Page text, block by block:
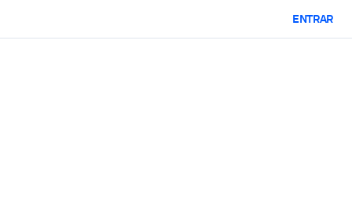
ENTRAR